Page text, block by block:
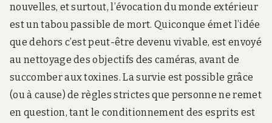
nouvelles, et surtout, l’évocation du monde extérieur
est un tabou passible de mort. Quiconque émet l’idée
que dehors c’est peut-être devenu vivable, est envoyé
au nettoyage des objectifs des caméras, avant de
succomber aux toxines. La survie est possible grâce
(ou à cause) de règles strictes que personne ne remet
en question, tant le conditionnement des esprits est